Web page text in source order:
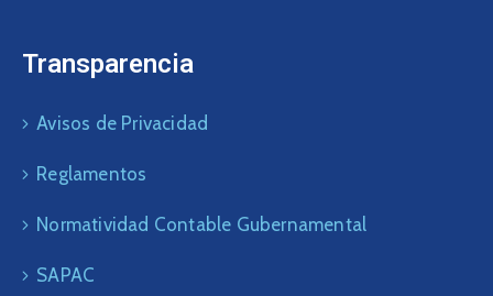
Transparencia
Avisos de Privacidad
Reglamentos
Normatividad Contable Gubernamental
SAPAC